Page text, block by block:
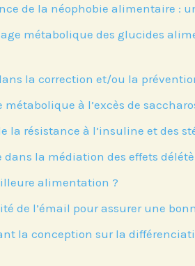
de la néophobie alimentaire :
métabolique des glucides
la correction et/ou la
à l’excès de
la résistance à l’insuline et des
la médiation des effets
alimentation ?
de l’émail pour assurer une
la conception sur la